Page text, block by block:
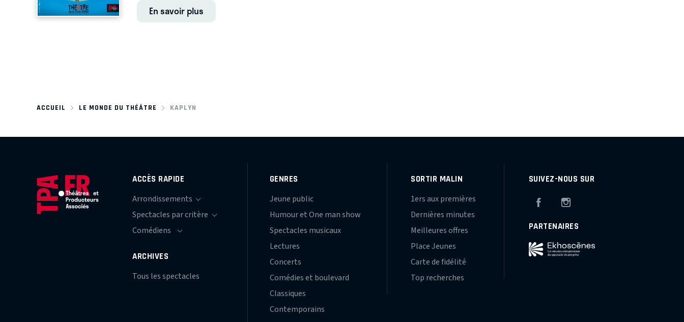
En savoir plus
ACCUEIL LE MONDE DU THÉÂTRE KAPLYN
ACCÈS RAPIDE
ARCHIVES
Tous les spectacles
GENRES
Jeune public
Humour et One man show
Spectacles musicaux
Lectures
Concerts
Comédies et boulevard
Classiques
Contemporains
SORTIR MALIN
1ers aux premières
Dernières minutes
Meilleures offres
Place Jeunes
Carte de fidélité
Top recherches
SUIVEZ-NOUS SUR
Facebook
PARTENAIRES